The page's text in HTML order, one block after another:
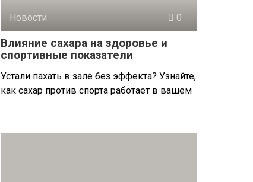
Новости 0
Влияние сахара на здоровье и
спортивные показатели
Устали пахать в зале без эффекта? Узнайте,
как сахар против спорта работает в вашем